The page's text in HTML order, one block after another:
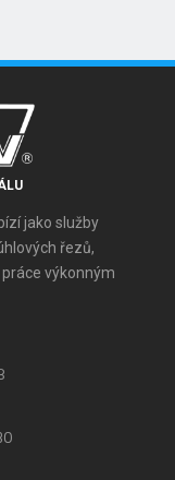
jako služby
řezů,
výkonným